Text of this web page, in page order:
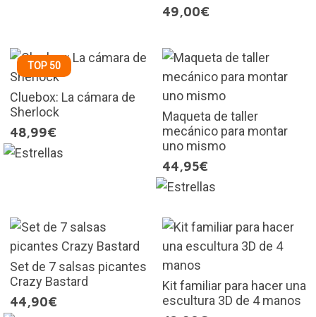
49,00€
TOP 50
Cluebox: La cámara de
Sherlock
48,99€
Maqueta de taller
mecánico para montar
uno mismo
44,95€
Set de 7 salsas picantes
Crazy Bastard
44,90€
Kit familiar para hacer una
escultura 3D de 4 manos